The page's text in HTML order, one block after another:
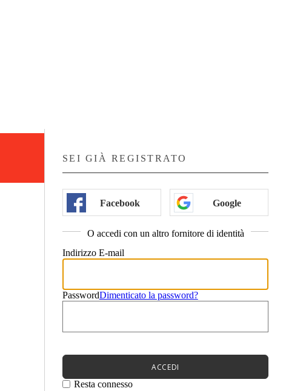
Spedizione000€
00
PROCEDI
SEI GIÀ REGISTRATO
Facebook Google
O accedi con un altro fornitore di identità
Indirizzo E-mail
PasswordDimenticato la password?
ACCEDI
Resta connesso